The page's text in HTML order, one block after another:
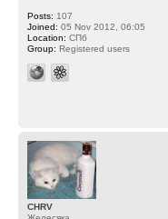
Posts: 107
Joined: 05 Nov 2012, 06:05
Location: СПб
Group: Registered users
CHRV